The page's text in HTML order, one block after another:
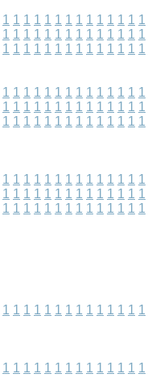
1 1 1 1 1 1 1 1 1 1 1 1 1 1
1 1 1 1 1 1 1 1 1 1 1 1 1 1
1 1 1 1 1 1 1 1 1 1 1 1 1 1
1 1 1 1 1 1 1 1 1 1 1 1 1 1
1 1 1 1 1 1 1 1 1 1 1 1 1 1
1 1 1 1 1 1 1 1 1 1 1 1 1 1
1 1 1 1 1 1 1 1 1 1 1 1 1 1
1 1 1 1 1 1 1 1 1 1 1 1 1 1
1 1 1 1 1 1 1 1 1 1 1 1 1 1
1 1 1 1 1 1 1 1 1 1 1 1 1 1
1 1 1 1 1 1 1 1 1 1 1 1 1 1